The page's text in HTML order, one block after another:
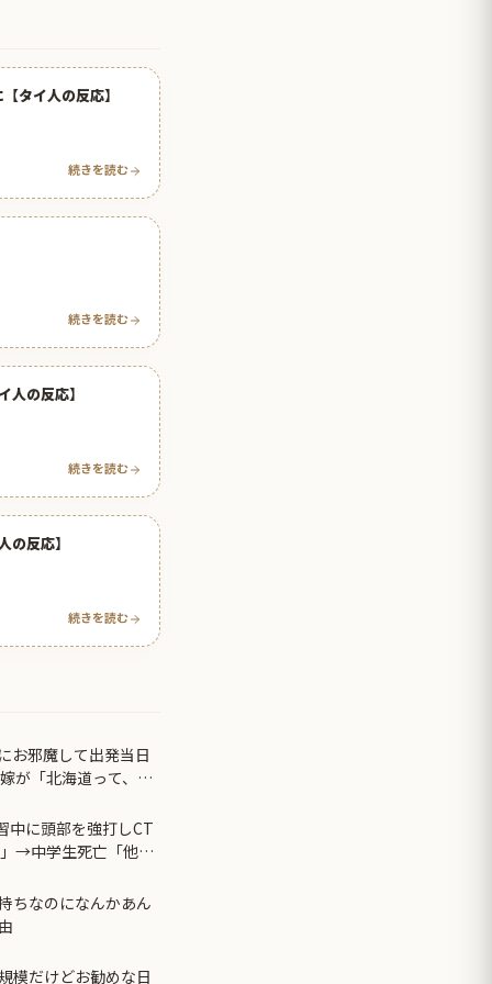
タイ人の反応】
続きを読む
続きを読む
の反応】
続きを読む
反応】
続きを読む
お邪魔して出発当日
が「北海道って、ご
中に頭部を強打しCT
→中学生死亡「他人
ちなのになんかあん
模だけどお勧めな日